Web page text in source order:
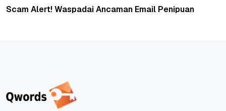
Scam Alert! Waspadai Ancaman Email Penipuan